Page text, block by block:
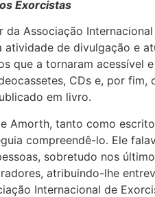
Exorcistas
da Associação
atividade de divulgação e
que a tornaram
CDs e, por
em livro.
Amorth, tanto como
compreendê-lo. Ele
sobretudo nos
atribuindo-lhe
Internacional de